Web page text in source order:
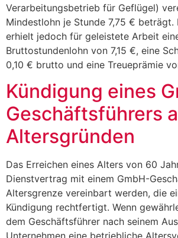
Verarbeitungsbetrieb für Geflügel)
Mindestlohn je Stunde 7,75 € beträgt.
erhielt jedoch für geleistete Arbeit
Bruttostundenlohn von 7,15 €, eine
0,10 € brutto und eine Treueprämie
Kündigung eines
Geschäftsführers
Altersgründen
Das Erreichen eines Alters von 60
Dienstvertrag mit einem GmbH-
Altersgrenze vereinbart werden, die
Kündigung rechtfertigt. Wenn
dem Geschäftsführer nach seinem